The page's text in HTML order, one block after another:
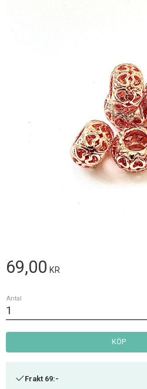
69,00 KR
Antal
KÖP
Frakt 69:-